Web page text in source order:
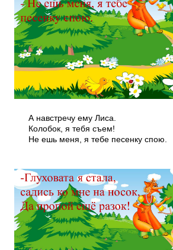
А навстречу ему Лиса.
Колобок, я тебя съем!
Не ешь меня, я тебе песенку спою.